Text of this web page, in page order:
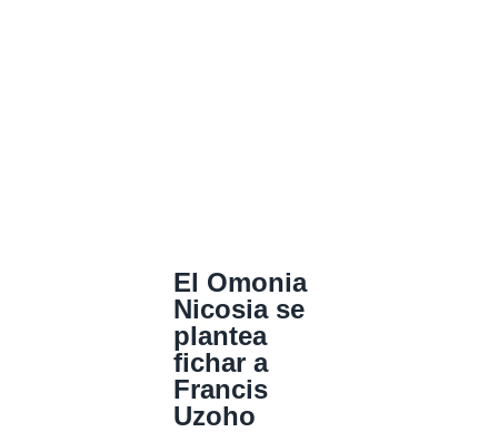
El Omonia
Nicosia se
plantea
fichar a
Francis
Uzoho